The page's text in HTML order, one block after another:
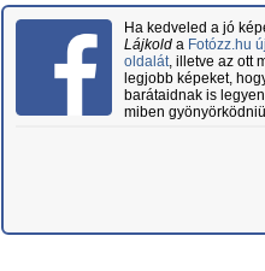
Ha kedveled a jó
Lájkolda Fotózz.hu
oldalát, illetve az ott
legjobb képeket,
barátaidnak is
miben